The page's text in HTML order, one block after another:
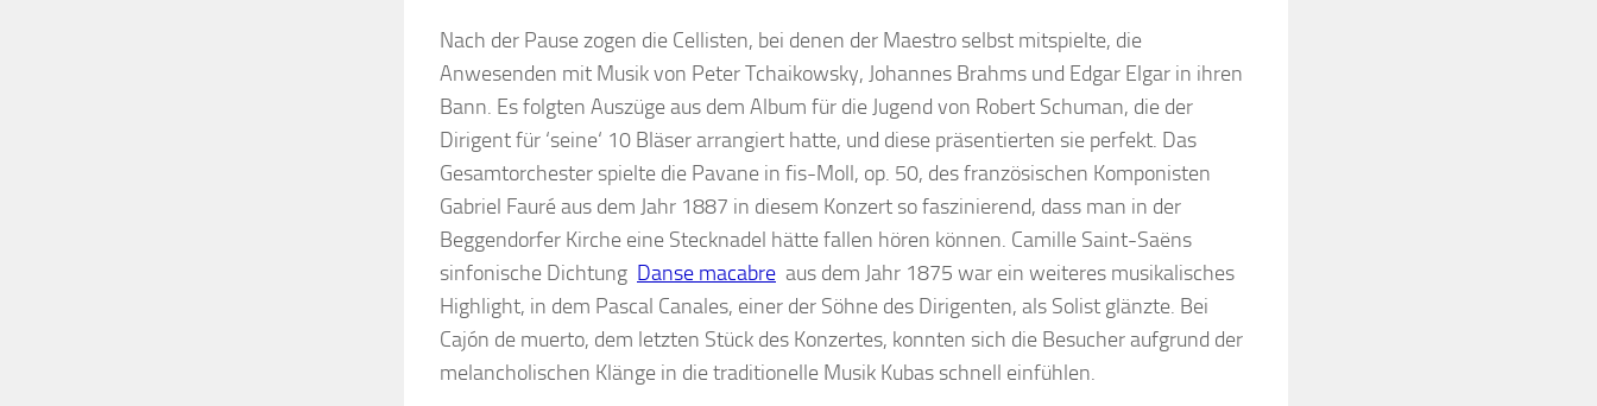
Nach der Pause zogen die Cellisten, bei denen der Maestro selbst mitspielte, die
Anwesenden mit Musik von Peter Tchaikowsky, Johannes Brahms und Edgar Elgar in ihren
Bann. Es folgten Auszüge aus dem Album für die Jugend von Robert Schuman, die der
Dirigent für ‘seine‘ 10 Bläser arrangiert hatte, und diese präsentierten sie perfekt. Das
Gesamtorchester spielte die Pavane in fis-Moll, op. 50, des französischen Komponisten
Gabriel Fauré aus dem Jahr 1887 in diesem Konzert so faszinierend, dass man in der
Beggendorfer Kirche eine Stecknadel hätte fallen hören können. Camille Saint-Saëns
sinfonische Dichtung Danse macabre aus dem Jahr 1875 war ein weiteres musikalisches
Highlight, in dem Pascal Canales, einer der Söhne des Dirigenten, als Solist glänzte. Bei
Cajón de muerto, dem letzten Stück des Konzertes, konnten sich die Besucher aufgrund der
melancholischen Klänge in die traditionelle Musik Kubas schnell einfühlen.